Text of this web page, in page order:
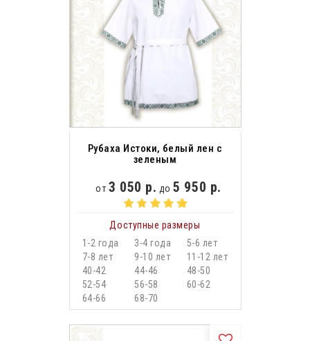
Рубаха Истоки, белый лен с
зеленым
от 3 050 р. до5 950 р.
Доступные размеры
1-2 года
3-4 года
5-6 лет
7-8 лет
9-10 лет
11-12 лет
40-42
44-46
48-50
52-54
56-58
60-62
64-66
68-70